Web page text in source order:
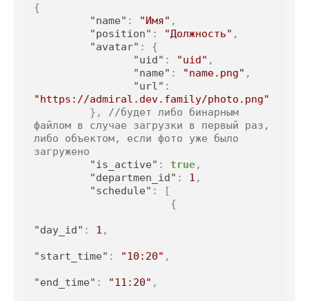
{
"name" : "Имя" ,
"position" : "Должность" ,
"avatar" :
{
"uid" : "uid" ,
"name" : "name.png" ,
"url" :
"https://admiral.dev.family/photo.png"
} ,
//будет либо бинарным
файлом в случае загрузки в первый раз,
либо объектом, если фото уже было
загружено
"is_active" : true,
"departmen_id" : 1 ,
"schedule" :
[
{
"day_id" : 1 ,
"start_time" : "10:20" ,
"end_time" : "11:20" ,